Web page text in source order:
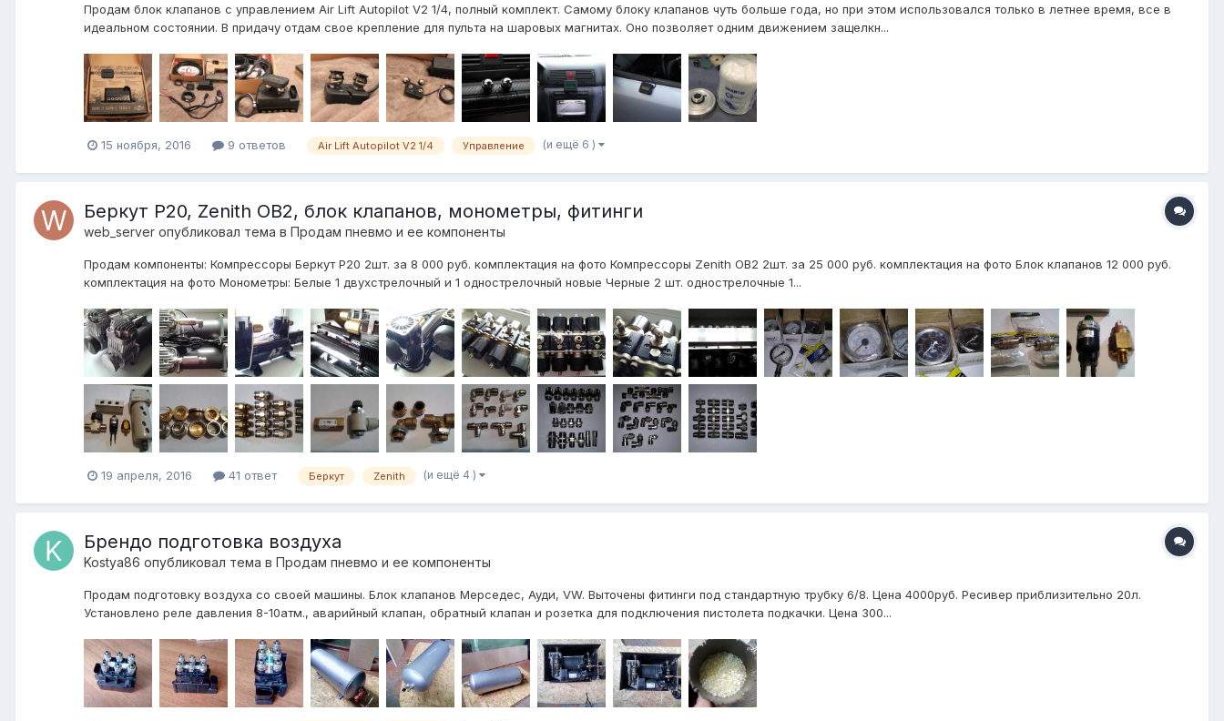
Продам блок клапанов с управлением Air Lift Autopilot V2 1/4, полный комплект. Самому блоку клапанов чуть больше года, но при этом использовался только в летнее время, все в
идеальном состоянии. В придачу отдам свое крепление для пульта на шаровых магнитах. Оно позволяет одним движением защелкн...
15 ноября, 2016 9 ответов Air Lift Autopilot V2 1/4 Управление (и ещё 6 )
Беркут Р20, Zenith OB2, блок клапанов, монометры, фитинги
web_server опубликовал тема в Продам пневмо и ее компоненты
Продам компоненты: Компрессоры Беркут Р20 2шт. за 8 000 руб. комплектация на фото Компрессоры Zenith OB2 2шт. за 25 000 руб. комплектация на фото Блок клапанов 12 000 руб.
комплектация на фото Монометры: Белые 1 двухстрелочный и 1 однострелочный новые Черные 2 шт. однострелочные 1...
19 апреля, 2016 41 ответ Беркут Zenith (и ещё 4 )
Брендо подготовка воздуха
Kostya86 опубликовал тема в Продам пневмо и ее компоненты
Продам подготовку воздуха со своей машины. Блок клапанов Мерседес, Ауди, VW. Выточены фитинги под стандартную трубку 6/8. Цена 4000руб. Ресивер приблизительно 20л.
Установлено реле давления 8-10атм., аварийный клапан, обратный клапан и розетка для подключения пистолета подкачки. Цена 300...